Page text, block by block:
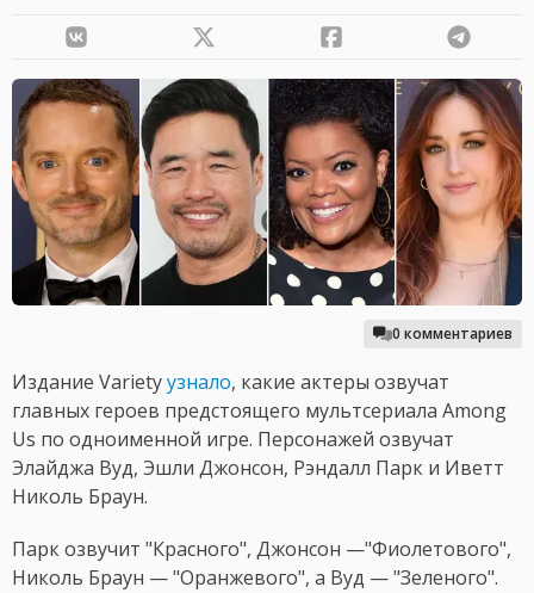
0 комментариев
Издание Varietyузнало, какие актеры озвучат
главных героев предстоящего мультсериала Among
Us по одноименной игре. Персонажей озвучат
Элайджа Вуд, Эшли Джонсон, Рэндалл Парк и Иветт
Николь Браун.
Парк озвучит "Красного", Джонсон —"Фиолетового",
Николь Браун — "Оранжевого", а Вуд — "Зеленого".